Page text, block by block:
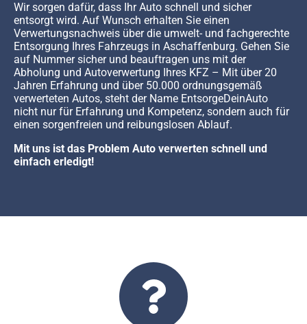
Wir sorgen dafür, dass Ihr Auto schnell und sicher
entsorgt wird. Auf Wunsch erhalten Sie einen
Verwertungsnachweis über die umwelt- und fachgerechte
Entsorgung Ihres Fahrzeugs in Aschaffenburg. Gehen Sie
auf Nummer sicher und beauftragen uns mit der
Abholung und Autoverwertung Ihres KFZ – Mit über 20
Jahren Erfahrung und über 50.000 ordnungsgemäß
verwerteten Autos, steht der Name EntsorgeDeinAuto
nicht nur für Erfahrung und Kompetenz, sondern auch für
einen sorgenfreien und reibungslosen Ablauf.
Mit uns ist das Problem Auto verwerten schnell und
einfach erledigt!